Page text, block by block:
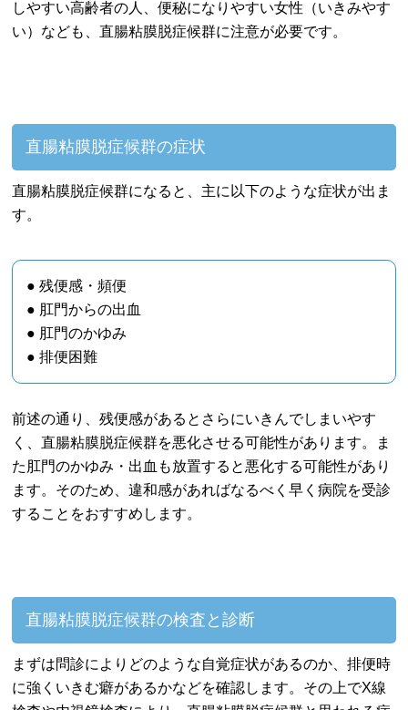
しやすい高齢者の人、便秘になりやすい女性（いきみやす
い）なども、直腸粘膜脱症候群に注意が必要です。
直腸粘膜脱症候群の症状
直腸粘膜脱症候群になると、主に以下のような症状が出ま
す。
● 残便感・頻便
● 肛門からの出血
● 肛門のかゆみ
● 排便困難
前述の通り、残便感があるとさらにいきんでしまいやす
く、直腸粘膜脱症候群を悪化させる可能性があります。ま
た肛門のかゆみ・出血も放置すると悪化する可能性があり
ます。そのため、違和感があればなるべく早く病院を受診
することをおすすめします。
直腸粘膜脱症候群の検査と診断
まずは問診によりどのような自覚症状があるのか、排便時
に強くいきむ癖があるかなどを確認します。その上でX線